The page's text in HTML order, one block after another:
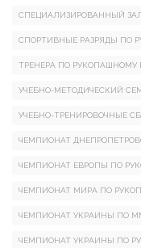
СПЕЦИАЛИЗИРОВАННЫЙ
СПОРТИВНЫЕ РАЗРЯДЫ ПО
ТРЕНЕРА ПО РУКОПАШНОМУ
УЧЕБНО-МЕТОДИЧЕСКИЙ
УЧЕБНО-ТРЕНИРОВОЧНЫЕ
ЧЕМПИОНАТ
ЧЕМПИОНАТ ЕВРОПЫ ПО
ЧЕМПИОНАТ МИРА ПО
ЧЕМПИОНАТ УКРАИНЫ ПО
ЧЕМПИОНАТ УКРАИНЫ ПО